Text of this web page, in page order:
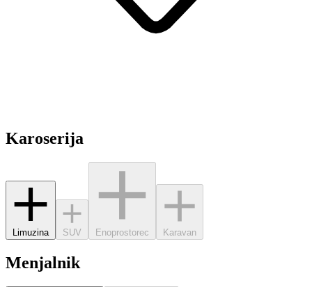
Karoserija
Limuzina SUV Enoprostorec Karavan
Menjalnik